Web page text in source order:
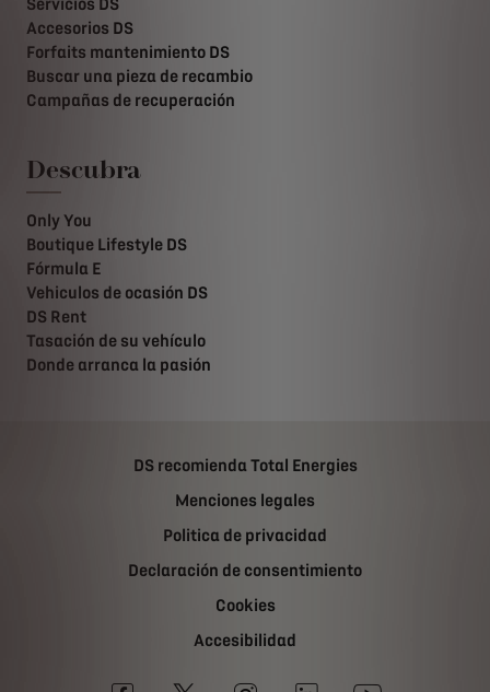
Servicios DS
Accesorios DS
Forfaits mantenimiento DS
Buscar una pieza de recambio
Campañas de recuperación
Descubra
Only You
Boutique Lifestyle DS
Fórmula E
Vehiculos de ocasión DS
DS Rent
Tasación de su vehículo
Donde arranca la pasión
DS recomienda Total Energies
Menciones legales
Politica de privacidad
Declaración de consentimiento
Cookies
Accesibilidad